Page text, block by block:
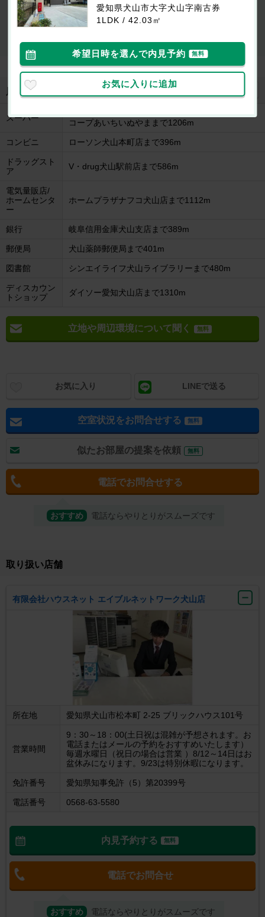
最新の空室状況が知りたい
周辺施設
スーパー
コープあいちいぬやままで1206m
コンビニ ローソン犬山本町店まで396m
ドラッグスト
ア
V・drug犬山駅前店まで586m
電気量販店/
ホームセンタ
ー
ホームプラザナフコ犬山店まで1112m
銀行 岐阜信用金庫犬山支店まで389m
郵便局 犬山薬師郵便局まで401m
図書館 シンエイライフ犬山ライブラリーまで480m
ディスカウン
トショップ
ダイソー愛知犬山店まで1310m
立地や周辺環境について聞く 無料
お気に入り LINEで送る
空室状況をお問合せする 無料
似たお部屋の提案を依頼 無料
電話でお問合せする
おすすめ 電話ならやりとりがスムーズです
取り扱い店舗
有限会社ハウスネット エイブルネットワーク犬山店
所在地 愛知県犬山市松本町 2-25 ブリックハウス101号
営業時間
9：30～18：00(土日祝は混雑が予想されます。お
電話またはメールの予約をおすすめいたします）
毎週水曜日（祝日の場合は営業 ）8/12～14日はお
盆休みになります。9/23は特別休暇になります。
免許番号 愛知県知事免許（5）第20399号
電話番号 0568-63-5580
内見予約する 無料
電話でお問合せ
おすすめ 電話ならやりとりがスムーズです
愛知県犬山市大字犬山字南古券
1LDK / 42.03㎡
希望日時を選んで内見予約 無料
お気に入りに追加